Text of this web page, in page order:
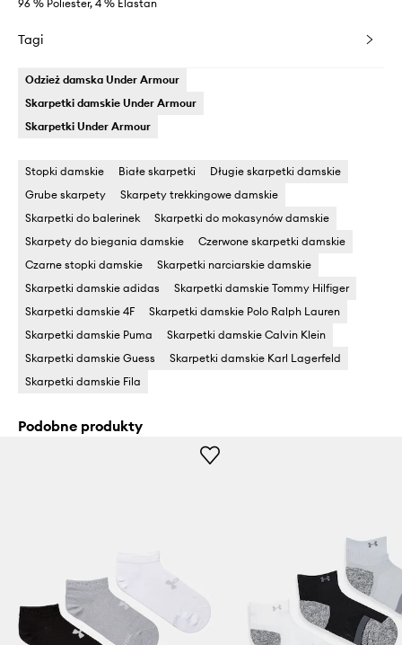
96 % Poliester, 4 % Elastan
Tagi
Odzież damska Under Armour
Skarpetki damskie Under Armour
Skarpetki Under Armour
Stopki damskie Białe skarpetki
Długie skarpetki damskie
Grube skarpety
Skarpety trekkingowe damskie
Skarpetki do balerinek
Skarpetki do mokasynów damskie
Skarpety do biegania damskie
Czerwone skarpetki damskie
Czarne stopki damskie
Skarpetki narciarskie damskie
Skarpetki damskie adidas
Skarpetki damskie Tommy Hilfiger
Skarpetki damskie 4F
Skarpetki damskie Polo Ralph Lauren
Skarpetki damskie Puma
Skarpetki damskie Calvin Klein
Skarpetki damskie Guess
Skarpetki damskie Karl Lagerfeld
Skarpetki damskie Fila
Podobne produkty